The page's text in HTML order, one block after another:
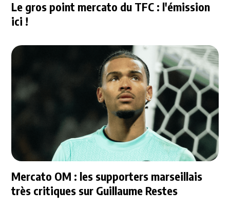
Le gros point mercato du TFC : l'émission
ici !
Mercato OM : les supporters marseillais
très critiques sur Guillaume Restes